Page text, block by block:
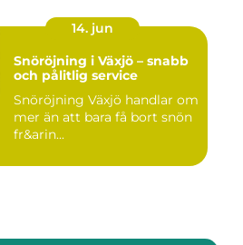
14. jun
Snöröjning i Växjö – snabb
och pålitlig service
Snöröjning Växjö handlar om
mer än att bara få bort snön
fr&arin...